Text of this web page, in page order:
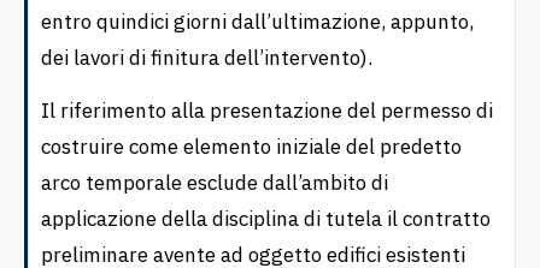
entro quindici giorni dall’ultimazione, appunto,
dei lavori di finitura dell’intervento).
Il riferimento alla presentazione del permesso di
costruire come elemento iniziale del predetto
arco temporale esclude dall’ambito di
applicazione della disciplina di tutela il contratto
preliminare avente ad oggetto edifici esistenti